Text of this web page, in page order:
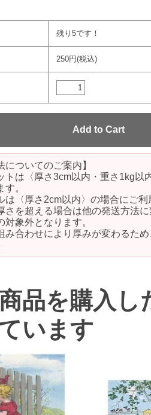
残り5です！
250円(税込)
についてのご案内】
トは〈厚さ3cm以内・重さ1kg以
す。
は〈厚さ2cm以内〉の場合にご
さを超える場合は他の発送方法
対象外となります。
み合わせにより厚みが変わるた
品を購入し
います